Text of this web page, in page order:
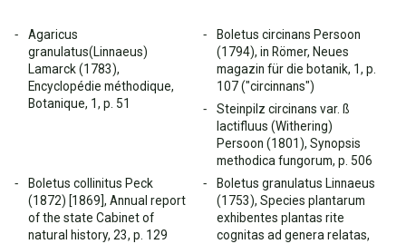
Agaricus
granulatus(Linnaeus)
Lamarck (1783),
Encyclopédie méthodique,
Botanique, 1, p. 51
Boletus circinans Persoon
(1794), in Römer, Neues
magazin für die botanik, 1, p.
107 ("circinnans")
Steinpilz circinans var. ß
lactifluus (Withering)
Persoon (1801), Synopsis
methodica fungorum, p. 506
Boletus collinitus Peck
(1872) [1869], Annual report
of the state Cabinet of
natural history, 23, p. 129
Boletus granulatus Linnaeus
(1753), Species plantarum
exhibentes plantas rite
cognitas ad genera relatas,